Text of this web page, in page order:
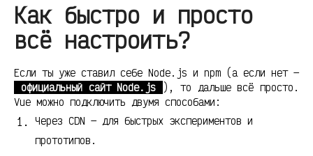
Как быстро и просто
всё настроить?
Если ты уже ставил себе Node.js и npm (а если нет —
официальный сайт Node.js
), то дальше всё просто.
Vue можно подключить двумя способами:
Через CDN — для быстрых экспериментов и
прототипов.